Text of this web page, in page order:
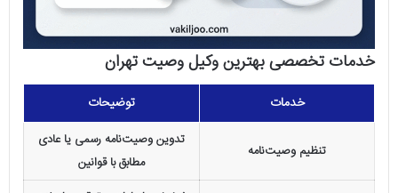
خدمات تخصصی بهترین وکیل وصیت تهران
خدمات توضیحات
تنظیم وصیت‌نامه
تدوین وصیت‌نامه رسمی یا عادی
مطابق با قوانین